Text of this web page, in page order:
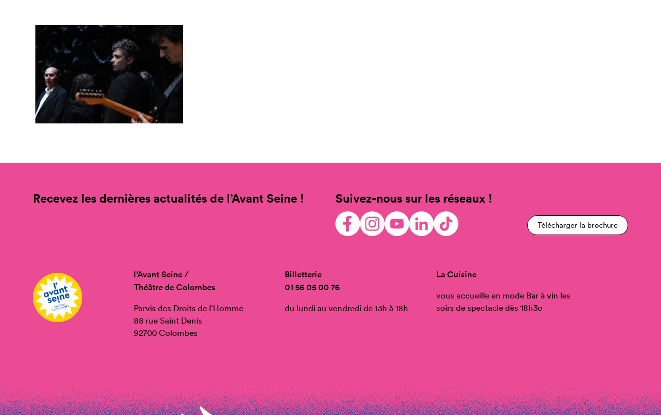
Recevez les dernières actualités de l’Avant Seine ! Suivez-nous sur les réseaux !
Télécharger la brochure
l’Avant Seine /
Théâtre de Colombes
Parvis des Droits de l’Homme
88 rue Saint Denis
92700 Colombes
Billetterie
01 56 05 00 76
du lundi au vendredi de 13h à 18h
La Cuisine
vous accueille en mode Bar à vin les
soirs de spectacle dès 18h3o